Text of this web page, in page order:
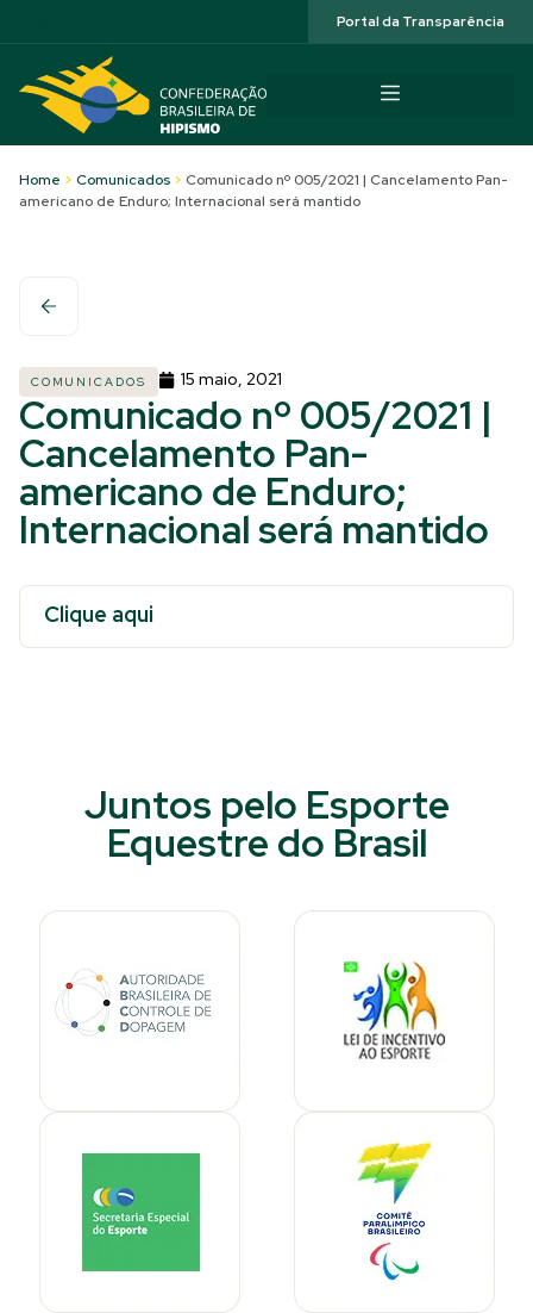
Portal da Transparência
Home > Comunicados > Comunicado nº 005/2021 | Cancelamento Pan-
americano de Enduro; Internacional será mantido
COMUNICADOS 15 maio, 2021
Comunicado nº 005/2021 |
Cancelamento Pan-
americano de Enduro;
Internacional será mantido
Clique aqui
Juntos pelo Esporte
Equestre do Brasil